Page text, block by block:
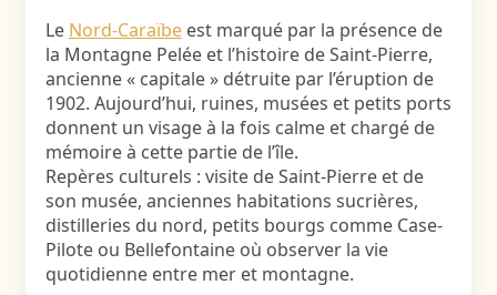
Le Nord-Caraïbeest marqué par la présence de
la Montagne Pelée et l’histoire de Saint-Pierre,
ancienne « capitale » détruite par l’éruption de
1902. Aujourd’hui, ruines, musées et petits ports
donnent un visage à la fois calme et chargé de
mémoire à cette partie de l’île.
Repères culturels : visite de Saint-Pierre et de
son musée, anciennes habitations sucrières,
distilleries du nord, petits bourgs comme Case-
Pilote ou Bellefontaine où observer la vie
quotidienne entre mer et montagne.